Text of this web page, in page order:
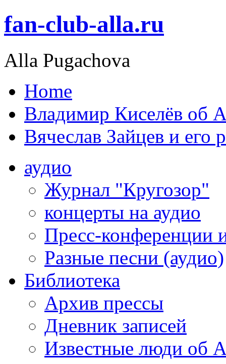
fan-club-alla.ru
Alla Pugachova
Home
Владимир Киселёв об
Вячеслав Зайцев и его
аудио
Журнал "Кругозор"
концерты на аудио
Пресс-конференции
Разные песни (аудио)
Библиотека
Архив прессы
Дневник записей
Известные люди об